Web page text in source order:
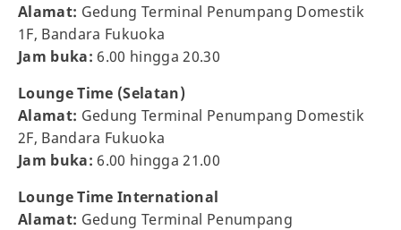
Alamat: Gedung Terminal Penumpang Domestik
1F, Bandara Fukuoka
Jam buka: 6.00 hingga 20.30
Lounge Time (Selatan)
Alamat: Gedung Terminal Penumpang Domestik
2F, Bandara Fukuoka
Jam buka: 6.00 hingga 21.00
Lounge Time International
Alamat: Gedung Terminal Penumpang